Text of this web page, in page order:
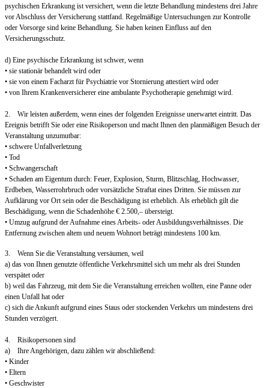
psychischen Erkrankung ist versichert, wenn die letzte Behandlung mindestens drei Jahre
vor Abschluss der Versicherung stattfand. Regelmäßige Untersuchungen zur Kontrolle
oder Vorsorge sind keine Behandlung. Sie haben keinen Einfluss auf den
Versicherungsschutz.
d) Eine psychische Erkrankung ist schwer, wenn
• sie stationär behandelt wird oder
• sie von einem Facharzt für Psychiatrie vor Stornierung attestiert wird oder
• von Ihrem Krankenversicherer eine ambulante Psychotherapie genehmigt wird.
2. Wir leisten außerdem, wenn eines der folgenden Ereignisse unerwartet eintritt. Das
Ereignis betrifft Sie oder eine Risikoperson und macht Ihnen den planmäßigen Besuch der
Veranstaltung unzumutbar:
• schwere Unfallverletzung
• Tod
• Schwangerschaft
• Schaden am Eigentum durch: Feuer, Explosion, Sturm, Blitzschlag, Hochwasser,
Erdbeben, Wasserrohrbruch oder vorsätzliche Straftat eines Dritten. Sie müssen zur
Aufklärung vor Ort sein oder die Beschädigung ist erheblich. Als erheblich gilt die
Beschädigung, wenn die Schadenhöhe € 2.500,– übersteigt.
• Umzug aufgrund der Aufnahme eines Arbeits- oder Ausbildungsverhältnisses. Die
Entfernung zwischen altem und neuem Wohnort beträgt mindestens 100 km.
3. Wenn Sie die Veranstaltung versäumen, weil
a) das von Ihnen genutzte öffentliche Verkehrsmittel sich um mehr als drei Stunden
verspätet oder
b) weil das Fahrzeug, mit dem Sie die Veranstaltung erreichen wollten, eine Panne oder
einen Unfall hat oder
c) sich die Ankunft aufgrund eines Staus oder stockenden Verkehrs um mindestens drei
Stunden verzögert.
4. Risikopersonen sind
a) Ihre Angehörigen, dazu zählen wir abschließend:
• Kinder
• Eltern
• Geschwister